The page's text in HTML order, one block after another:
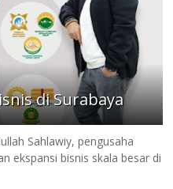
di Surabaya
Sahlawiy, pengusaha
ekspansi bisnis skala besar di